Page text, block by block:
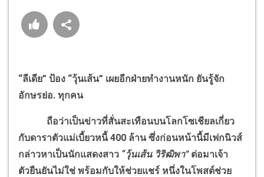
“ลีเดีย” ป้อง “วุ้นเส้น” เผยอีกฝ่ายทำงานหนัก ยันรู้จัก
อักษรย่อ. ทุกคน
ถือว่าเป็นข่าวที่สั่นสะเทือนบนโลกโซเชียลเกี่ยว
กับดาราตัวแม่เบี้ยวหนี้ 400 ล้าน ซึ่งก่อนหน้านี้มีเฟกนิวส์
กล่าวหาเป็นนักแสดงสาว “วุ้นเส้น วิริฒิพา”ต่อมาเจ้า
ตัวยืนยันไม่ใช่ พร้อมกับให้ช่วยแชร์ หนึ่งในโพสต์ช่วย